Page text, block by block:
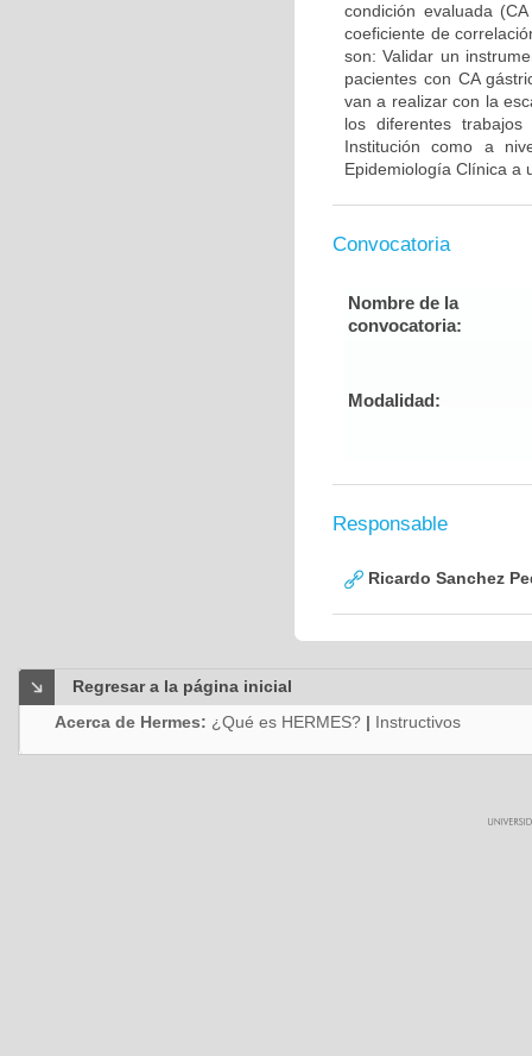
condición evaluada
coeficiente de
son: Validar un
pacientes con CA
van a realizar con la
los diferentes
Institución como a
Epidemiología Clínica a
Convocatoria
Nombre de la
convocatoria:
Modalidad:
Responsable
Ricardo Sanchez
Regresar a la página inicial
Acerca de Hermes: ¿Qué es HERMES? | Instructivos